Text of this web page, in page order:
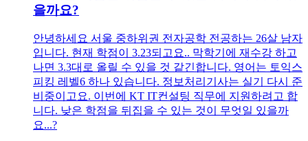
을까요?
안녕하세요 서울 중하위권 전자공학 전공하는 26살 남자
입니다. 현재 학점이 3.23되고요.. 막학기에 재수강 하고
나면 3.3대로 올릴 수 있을 것 같긴합니다. 영어는 토익스
피킹 레벨6 하나 있습니다. 정보처리기사는 실기 다시 준
비중이고요. 이번에 KT IT컨설팅 직무에 지원하려고 합
니다. 낮은 학점을 뒤집을 수 있는 것이 무엇일 있을까
요...?